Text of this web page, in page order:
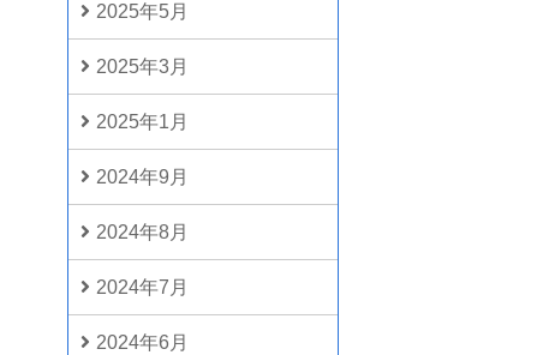
2025年5月
2025年3月
2025年1月
2024年9月
2024年8月
2024年7月
2024年6月